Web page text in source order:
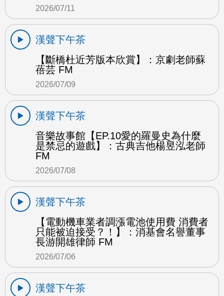
2026/07/11
漢聲下午茶
【斷橋杜近芳版本欣賞】：京劇老師蘇
蓓芸 FM
2026/07/09
漢聲下午茶
音樂故事館【EP.10愛的羅曼史為什麼
是禁忌的遊戲】：古典吉他楊昱泓老師
FM
2026/07/08
漢聲下午茶
【電動機車業者調漲電池使用費 消費者
只能被迫接受？！】：消基會名譽董事
長游開雄律師 FM
2026/07/06
漢聲下午茶